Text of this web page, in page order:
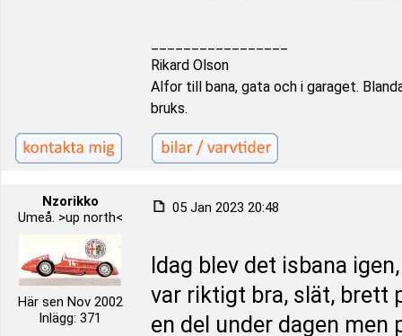
Rikard Olson
Alfor till bana, gata och i garaget.
bruks.
Nzorikko
Umeå. >up north<
Här sen Nov 2002
Inlägg: 371
05 Jan 2023 20:48
Idag blev det isbana
var riktigt bra, slät, brett
en del under dagen men